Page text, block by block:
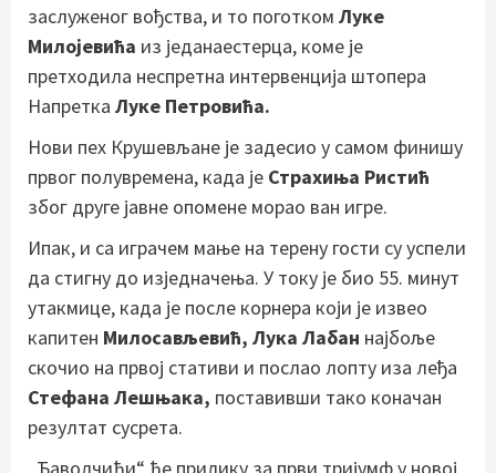
заслуженог вођства, и то поготком Луке
Милојевића из једанаестерца, коме је
претходила неспретна интервенција штопера
Напретка Луке Петровића.
Нови пех Крушевљане је задесио у самом финишу
првог полувремена, када је Страхиња Ристић
због друге јавне опомене морао ван игре.
Ипак, и са играчем мање на терену гости су успели
да стигну до изједначења. У току је био 55. минут
утакмице, када је после корнера који је извео
капитен Милосављевић, Лука Лабан најбоље
скочио на првој стативи и послао лопту иза леђа
Стефана Лешњака, поставивши тако коначан
резултат сусрета.
„Ђаволчићи“ ће прилику за први тријумф у новој